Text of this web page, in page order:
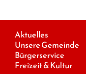
Aktuelles
Unsere Gemeinde
Bürgerservice
Freizeit & Kultur